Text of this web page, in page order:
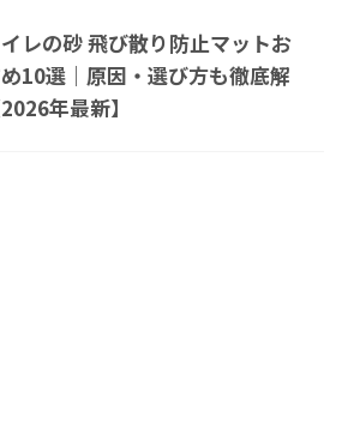
レの砂 飛び散り防止マットお
10選｜原因・選び方も徹底解
年最新】